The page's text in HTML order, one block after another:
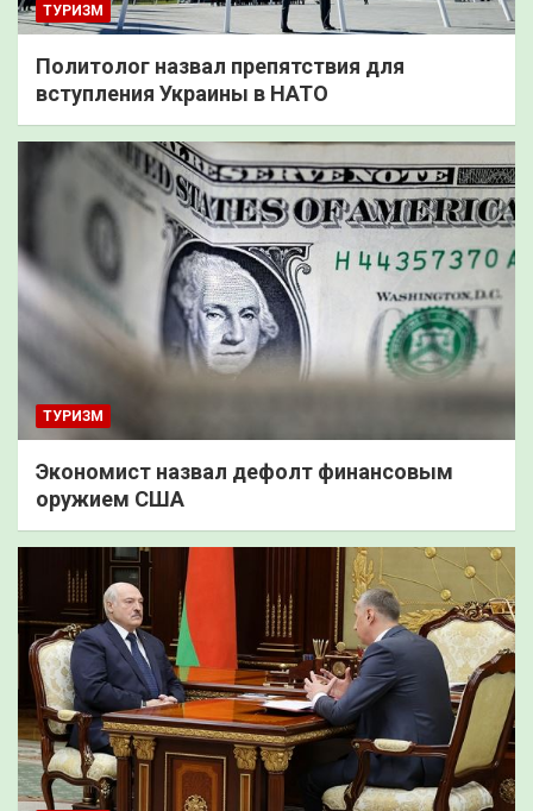
ТУРИЗМ
Политолог назвал препятствия для
вступления Украины в НАТО
ТУРИЗМ
Экономист назвал дефолт финансовым
оружием США